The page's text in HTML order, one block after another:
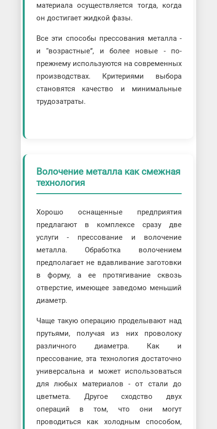
материала осуществляется тогда, когда
он достигает жидкой фазы.
Все эти способы прессования металла -
и “возрастные”, и более новые - по-
прежнему используются на современных
производствах. Критериями выбора
становятся качество и минимальные
трудозатраты.
Волочение металла как смежная
технология
Хорошо оснащенные предприятия
предлагают в комплексе сразу две
услуги - прессование и волочение
металла. Обработка волочением
предполагает не вдавливание заготовки
в форму, а ее протягивание сквозь
отверстие, имеющее заведомо меньший
диаметр.
Чаще такую операцию проделывают над
прутьями, получая из них проволоку
различного диаметра. Как и
прессование, эта технология достаточно
универсальна и может использоваться
для любых материалов - от стали до
цветмета. Другое сходство двух
операций в том, что они могут
проводиться как холодным способом,